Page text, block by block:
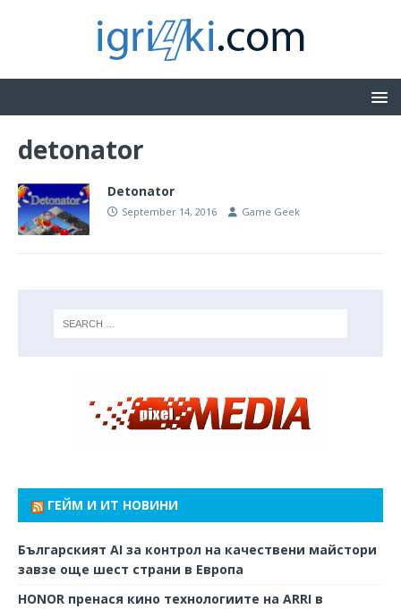
detonator
Detonator
September 14, 2016 Game Geek
ГЕЙМ И ИТ НОВИНИ
Българският AI за контрол на качествени майстори
завзе още шест страни в Европа
HONOR пренася кино технологиите на ARRI в